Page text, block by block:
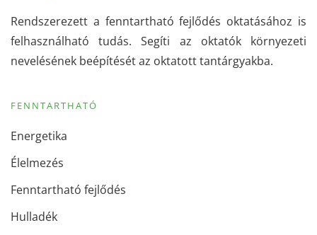
Rendszerezett a fenntartható fejlődés oktatásához is
felhasználható tudás. Segíti az oktatók környezeti
nevelésének beépítését az oktatott tantárgyakba.
FENNTARTHATÓ
Energetika
Élelmezés
Fenntartható fejlődés
Hulladék